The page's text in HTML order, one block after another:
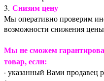
3. Снизим цену
Мы оперативно проверим
возможности снижения
Мы не сможем
товар, если:
· указанный Вами продавец